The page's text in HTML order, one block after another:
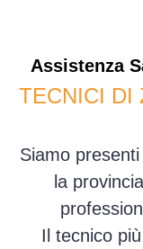
Assistenza
TECNICI DI
Siamo
la
Il tecnico